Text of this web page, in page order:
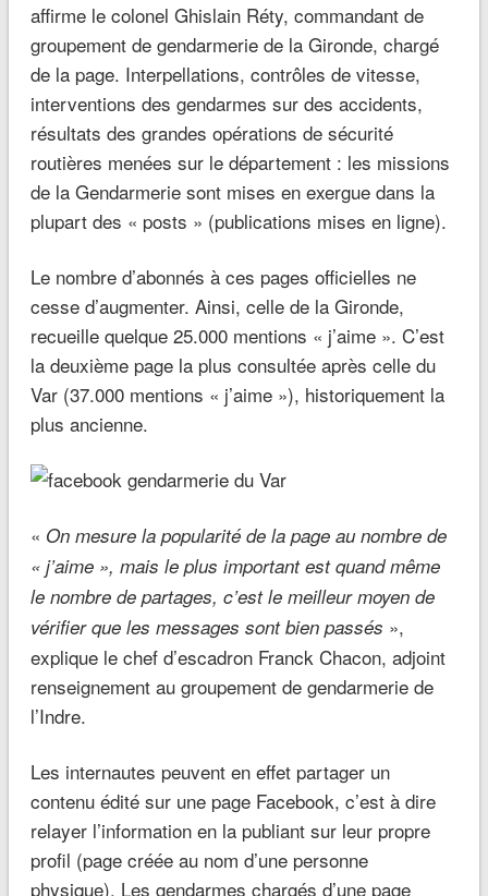
affirme le colonel Ghislain Réty, commandant de
groupement de gendarmerie de la Gironde, chargé
de la page. Interpellations, contrôles de vitesse,
interventions des gendarmes sur des accidents,
résultats des grandes opérations de sécurité
routières menées sur le département : les missions
de la Gendarmerie sont mises en exergue dans la
plupart des « posts » (publications mises en ligne).
Le nombre d’abonnés à ces pages officielles ne
cesse d’augmenter. Ainsi, celle de la Gironde,
recueille quelque 25.000 mentions « j’aime ». C’est
la deuxième page la plus consultée après celle du
Var (37.000 mentions « j’aime »), historiquement la
plus ancienne.
« On mesure la popularité de la page au nombre de
« j’aime », mais le plus important est quand même
le nombre de partages, c’est le meilleur moyen de
vérifier que les messages sont bien passés »,
explique le chef d’escadron Franck Chacon, adjoint
renseignement au groupement de gendarmerie de
l’Indre.
Les internautes peuvent en effet partager un
contenu édité sur une page Facebook, c’est à dire
relayer l’information en la publiant sur leur propre
profil (page créée au nom d’une personne
physique). Les gendarmes chargés d’une page